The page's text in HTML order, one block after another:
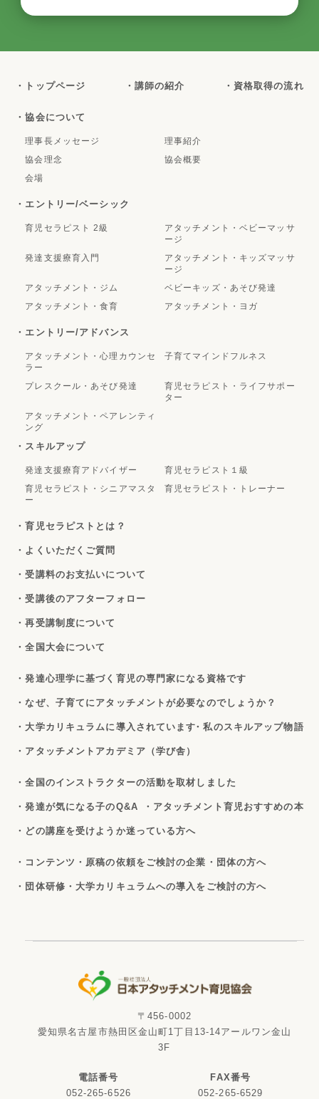
・トップページ ・講師の紹介 ・資格取得の流れ
・協会について
理事長メッセージ
理事紹介
協会理念
協会概要
会場
・エントリー/ベーシック
育児セラピスト 2級
アタッチメント・ベビーマッサ
ージ
発達支援療育入門
アタッチメント・キッズマッサ
ージ
アタッチメント・ジム
ベビーキッズ・あそび発達
アタッチメント・食育
アタッチメント・ヨガ
・エントリー/アドバンス
アタッチメント・心理カウンセ
ラー
子育てマインドフルネス
プレスクール・あそび発達
育児セラピスト・ライフサポー
ター
アタッチメント・ペアレンティ
ング
・スキルアップ
発達支援療育アドバイザー
育児セラピスト１級
育児セラピスト・シニアマスタ
ー
育児セラピスト・トレーナー
・育児セラピストとは？
・よくいただくご質問
・受講料のお支払いについて
・受講後のアフターフォロー
・再受講制度について
・全国大会について
・発達心理学に基づく育児の専門家になる資格です
・なぜ、子育てにアタッチメントが必要なのでしょうか？
・大学カリキュラムに導入されています・私のスキルアップ物語
・アタッチメントアカデミア（学び舎）
・全国のインストラクターの活動を取材しました
・発達が気になる子のQ&A ・アタッチメント育児おすすめの本
・どの講座を受けようか迷っている方へ
・コンテンツ・原稿の依頼をご検討の企業・団体の方へ
・団体研修・大学カリキュラムへの導入をご検討の方へ
〒456-0002
愛知県名古屋市熱田区金山町1丁目13-14アールワン金山
3F
電話番号
052-265-6526
FAX番号
052-265-6529